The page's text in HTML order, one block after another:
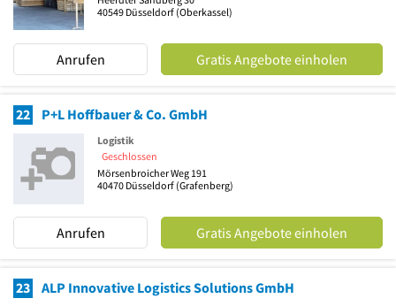
40549 Düsseldorf (Oberkassel)
Anrufen Gratis Angebote einholen
22 P+L Hoffbauer & Co. GmbH
Logistik
Geschlossen
Mörsenbroicher Weg 191
40470 Düsseldorf (Grafenberg)
Anrufen Gratis Angebote einholen
23 ALP Innovative Logistics Solutions GmbH